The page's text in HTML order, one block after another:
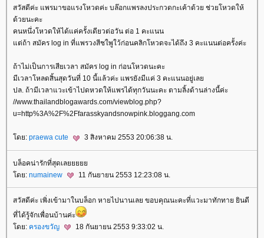
สวัสดีค่ะ แพรมาขอแรงโหวดค่ะ บล๊อกแพรลงประกวดกะเค้าด้วย ช่วยโหวดให้
ด้วยนะคะ
คนหนึ่งโหวดให้ได้แค่ครั้งเดียวต่อวัน ต่อ 1 คะแนน
ต่ถ้า สมัคร log in ที่แพรวงสีชใพูใว้ก่อนคลิกโหวดจะได้ถึง 3 คะแนนต่อครั้งค่ะ
ถ้าไม่เป็นการเสียเวลา สมัคร log in ก่อนโหวดนะคะ
มีเวลาโหลดสิ้นสุดวันที่ 10 นี้แล้วค่ะ แพรยังมีแค่ 3 คะแนนอยู่เล
ปล. ถ้ามีเวลาแวะเข้าไปดหวดให้แพรได้ทุกวันนะคะ ตามลิ้งด้านล่างนี้ค่ะ
//www.thailandblogawards.com/viewblog.php?
u=http%3A%2F%2Ffarasskyandsnowpink.bloggang.com
ดย: praewa cute 3 สิงหาคม 2553 20:06:38 น.
บล็อคน่ารักที่สุดเล
ดย: numainew 11 กันยายน 2553 12:23:08 น.
สวัสดีค่ะ เพิ่งเข้ามาในบล็อก หายไปนานเลย ขอบคุณนะคะที่แวะมาทักทาย ยินดี
ที่ได้รู้จักเพื่อนบ้านค่ะ
ดย: ครองขวัญ 18 กันยายน 2553 9:33:02 น.